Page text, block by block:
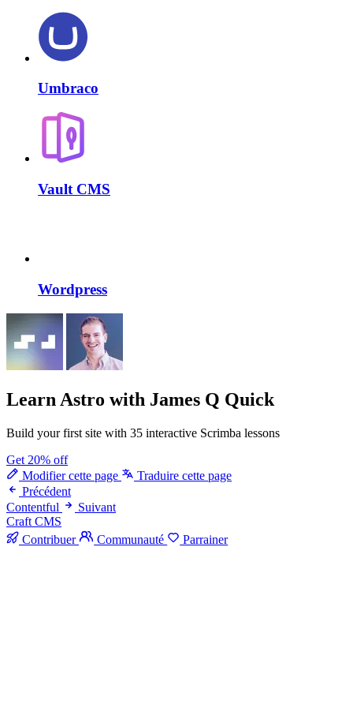
Umbraco
Vault CMS
Wordpress
Learn Astro with James Q Quick
Build your first site with 35 interactive Scrimba lessons
Get 20% off
Modifier cette page
Traduire cette page
Précédent
Contentful
Suivant
Craft CMS
Contribuer
Communauté Parrainer